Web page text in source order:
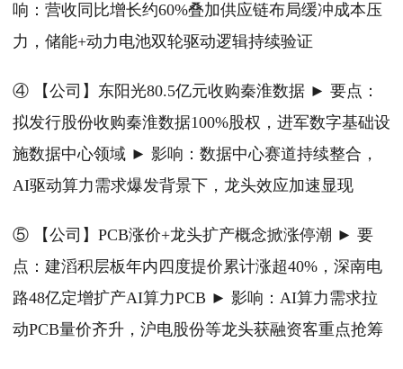
响：营收同比增长约60%叠加供应链布局缓冲成本压
力，储能+动力电池双轮驱动逻辑持续验证
④ 【公司】东阳光80.5亿元收购秦淮数据 ► 要点：
拟发行股份收购秦淮数据100%股权，进军数字基础设
施数据中心领域 ► 影响：数据中心赛道持续整合，
AI驱动算力需求爆发背景下，龙头效应加速显现
⑤ 【公司】PCB涨价+龙头扩产概念掀涨停潮 ► 要
点：建滔积层板年内四度提价累计涨超40%，深南电
路48亿定增扩产AI算力PCB ► 影响：AI算力需求拉
动PCB量价齐升，沪电股份等龙头获融资客重点抢筹